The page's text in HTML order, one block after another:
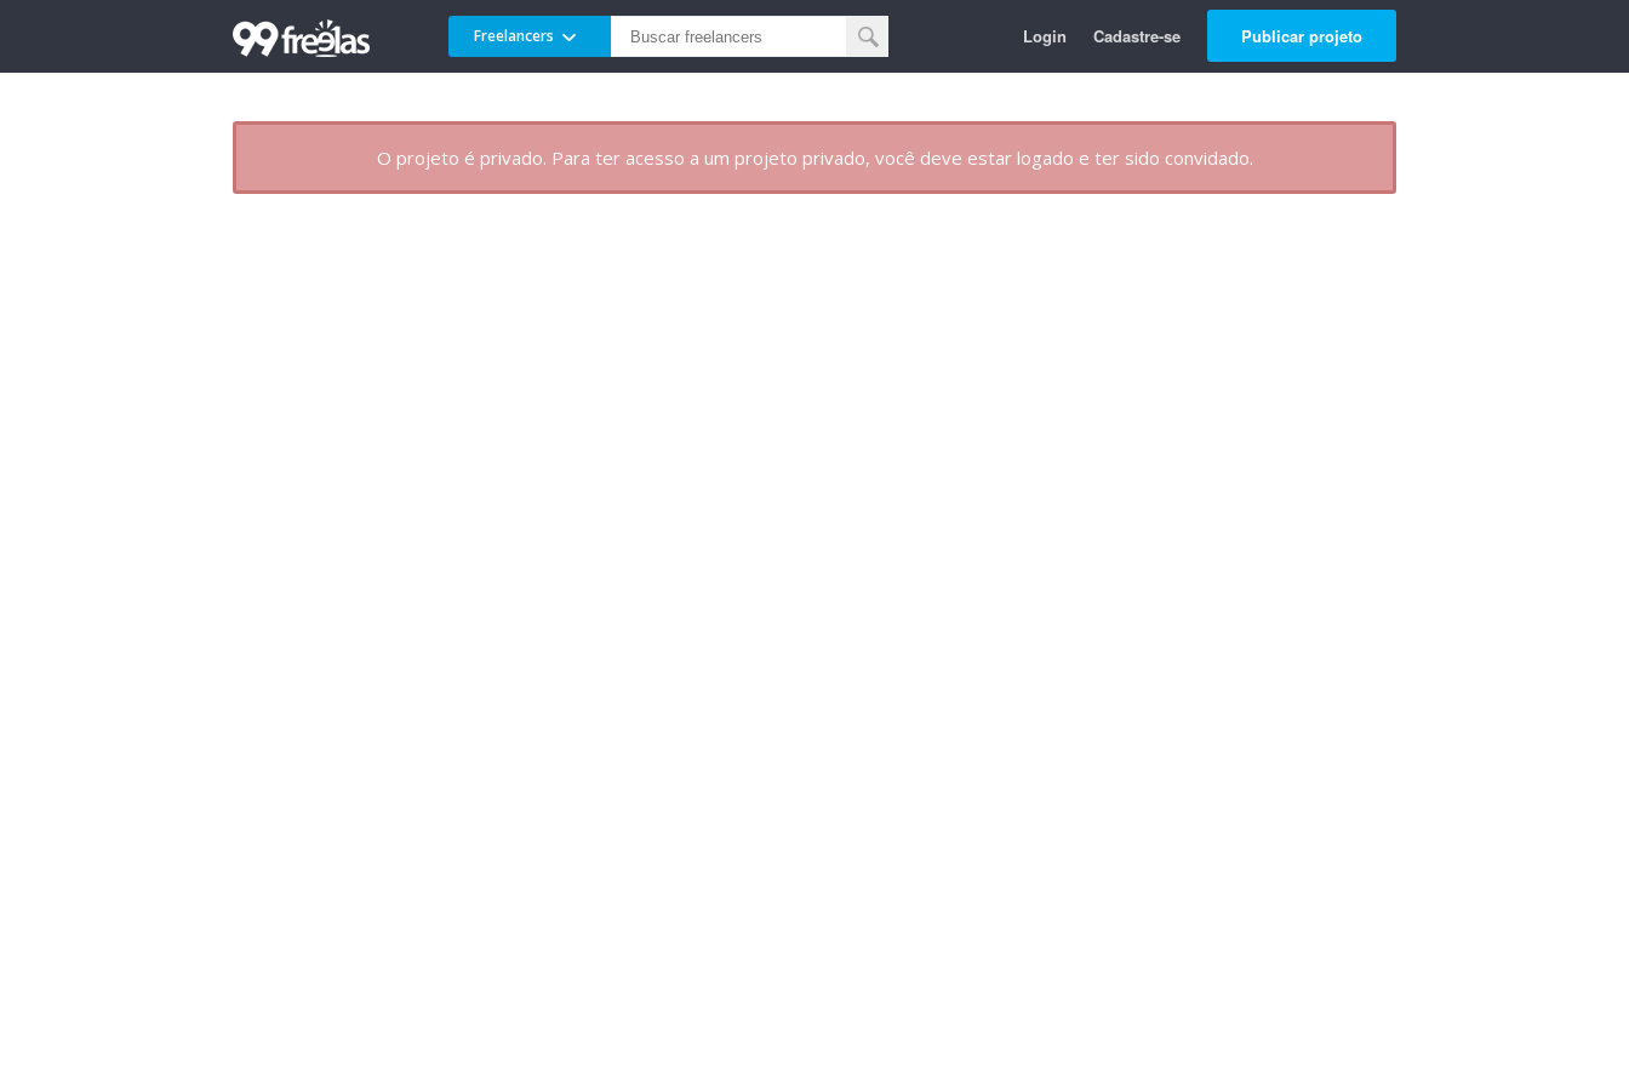
Freelancers Login Cadastre-se Publicar projeto
O projeto é privado. Para ter acesso a um projeto privado, você deve estar logado e ter sido convidado.